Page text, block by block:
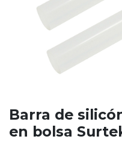
Barra de
en bolsa